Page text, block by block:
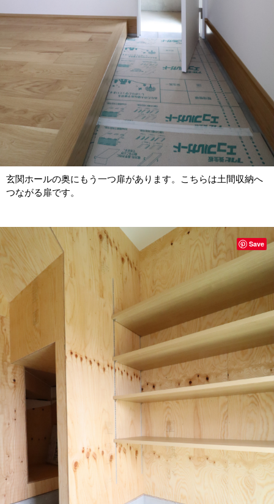
玄関ホールの奥にもう一つ扉があります。こちらは土間収納へ
つながる扉です。
Save